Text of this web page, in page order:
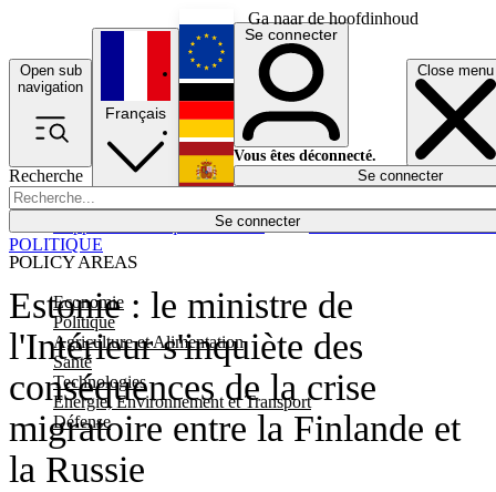
Ga naar de hoofdinhoud
Open sub
navigation
Close menu
Recherche
Se connecter
POLICY AREAS
Economie
Politique
Agriculture et Alimentation
Santé
Technologies
Energie, Environnement et Transport
Défense
Économie
Français
English
Deutsch
Español
Se connecter
Vous êtes déconnecté.
Se connecter
Estonie : le ministre de
l'Intérieur s'inquiète des
conséquences de la crise
migratoire entre la Finlande et
la Russie
POLITIQUE